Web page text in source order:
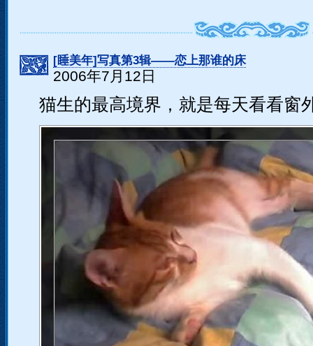
[睡美年]写真第3辑――恋上那谁的床
2006年7月12日
猫生的最高境界，就是每天看看